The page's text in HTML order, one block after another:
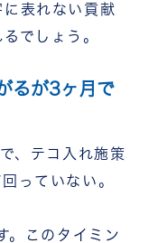
表れない貢献
でしょう。
るが3ヶ月で
、テコ入れ施策
っていない。
。このタイミン